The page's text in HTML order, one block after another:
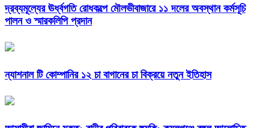
দ্রব্যমূল্যের ঊর্ধ্বগতি রোধকল্পে মৌলভীবাজারে ১১ দলের অবস্থান কর্মসূচি
পালন ও স্মারকলিপি প্রদান
ন্যাশনাল টি কোম্পানির ১২ চা বাগানের চা বিক্রয়ে নতুন ইতিহাস